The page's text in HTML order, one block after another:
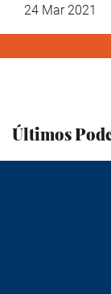
24 Mar 2021
Últimos